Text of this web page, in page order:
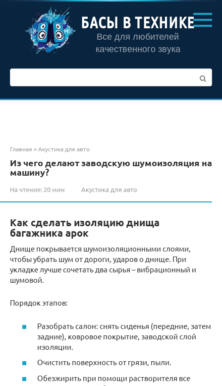
контенту
БАСЫ В ТЕХНИКЕ
Все для любителей
качественного звука
Главная »Акустика для авто
Из чего делают заводскую шумоизоляция на
машину?
На чтение: 20 мин Акустика для авто
Как сделать изоляцию днища
багажника арок
Днище покрывается шумоизоляционными слоями,
чтобы убрать шум от дороги, ударов о днище. При
укладке лучше сочетать два сырья – вибрационный и
шумовой.
Порядок этапов:
Разобрать салон: снять сиденья (передние, затем
задние), ковровое покрытие, заводской слой
изоляции.
Очистить поверхность от грязи, пыли.
Обезжирить при помощи растворителя все